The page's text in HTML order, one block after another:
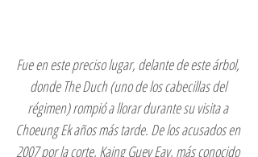
Fue en este preciso lugar, delante de este árbol,
donde The Duch (uno de los cabecillas del
régimen) rompió a llorar durante su visita a
Choeung Ek años más tarde. De los acusados en
2007 por la corte, Kaing Guev Eav, más conocido